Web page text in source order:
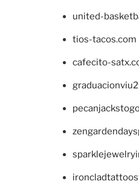
united-
tios-tacos.com
cafecito-